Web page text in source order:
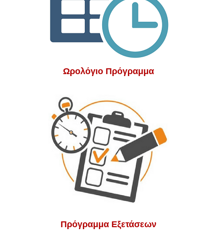
Ωρολόγιο Πρόγραμμα
Πρόγραμμα Εξετάσεων